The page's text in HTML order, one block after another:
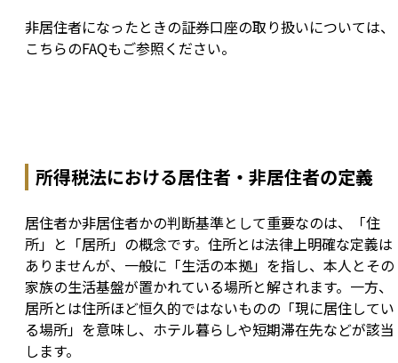
非居住者になったときの証券口座の取り扱いについては、
こちらのFAQもご参照ください。
所得税法における居住者・非居住者の定義
居住者か非居住者かの判断基準として重要なのは、「住
所」と「居所」の概念です。住所とは法律上明確な定義は
ありませんが、一般に「生活の本拠」を指し、本人とその
家族の生活基盤が置かれている場所と解されます。一方、
居所とは住所ほど恒久的ではないものの「現に居住してい
る場所」を意味し、ホテル暮らしや短期滞在先などが該当
します。